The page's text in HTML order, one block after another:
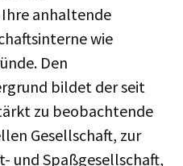
Ihre anhaltende
wie
Den
bildet der seit
zu beobachtende
Gesellschaft, zur
und Spaßgesellschaft,